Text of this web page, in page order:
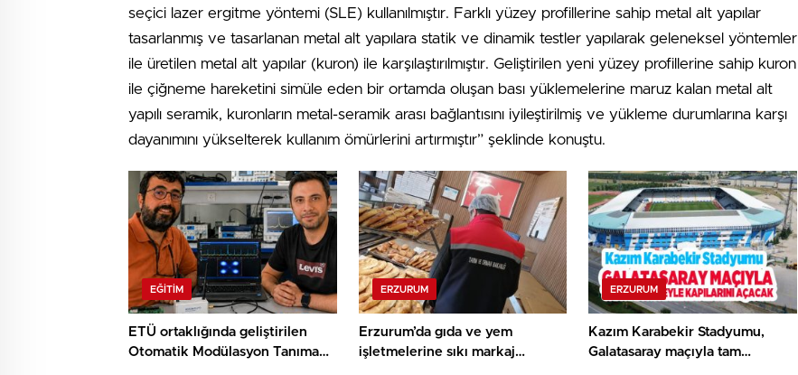
seçici lazer ergitme yöntemi (SLE) kullanılmıştır. Farklı yüzey profillerine sahip metal alt yapılar
tasarlanmış ve tasarlanan metal alt yapılara statik ve dinamik testler yapılarak geleneksel yöntemler
ile üretilen metal alt yapılar (kuron) ile karşılaştırılmıştır. Geliştirilen yeni yüzey profillerine sahip kuron
ile çiğneme hareketini simüle eden bir ortamda oluşan bası yüklemelerine maruz kalan metal alt
yapılı seramik, kuronların metal-seramik arası bağlantısını iyileştirilmiş ve yükleme durumlarına karşı
dayanımını yükselterek kullanım ömürlerini artırmıştır” şeklinde konuştu.
EĞITIM
ETÜ ortaklığında geliştirilen
Otomatik Modülasyon Tanıma
ERZURUM
Erzurum’da gıda ve yem
işletmelerine sıkı markaj…
ERZURUM
Kazım Karabekir Stadyumu,
Galatasaray maçıyla tam